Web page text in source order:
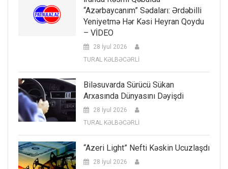
“Azərbaycanım” Sədaları: Ərdəbilli
Yeniyetmə Hər Kəsi Heyran Qoydu
– VİDEO
28 İyul 2026
TURAL KƏLBƏCƏRLİ
Biləsuvarda Sürücü Sükan
Arxasında Dünyasını Dəyişdi
28 İyul 2026
TURAL KƏLBƏCƏRLİ
“Azeri Light” Nefti Kəskin Ucuzlaşdı
28 İyul 2026